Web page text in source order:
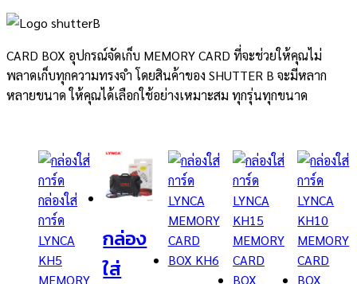
CARD BOX อุปกรณ์จัดเก็บ MEMORY CARD ที่จะช่วยให้คุณไม่
พลาดเก็บทุกความทรงจำ โดยสินค้าของ SHUTTER B จะมีหลาก
หลายขนาด ให้คุณได้เลือกใช้อย่างเหมาะสม ทุกรุ่นทุกขนาด
กล่อง
ใส่